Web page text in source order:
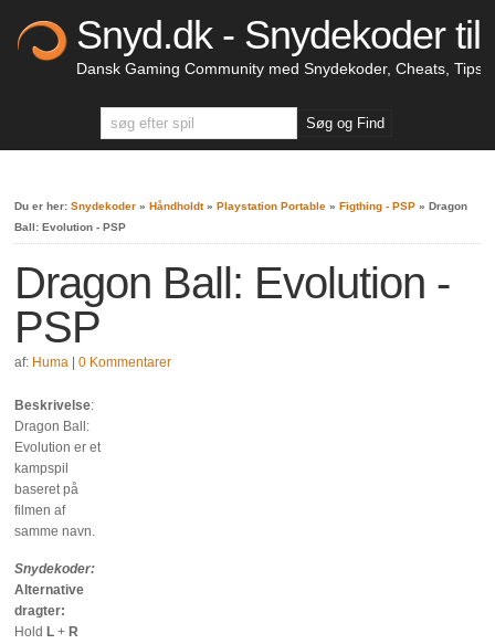
Snyd.dk - Snydekoder til
Dansk Gaming Community med Snydekoder, Cheats, Tips
Du er her:Snydekoder »Håndholdt»Playstation Portable »Figthing - PSP »Dragon
Ball: Evolution - PSP
Dragon Ball: Evolution -
PSP
af: Huma |0 Kommentarer
Beskrivelse:
Dragon Ball:
Evolution er et
kampspil
baseret på
filmen af
samme navn.
Snydekoder:
Alternative
dragter:
Hold L + R